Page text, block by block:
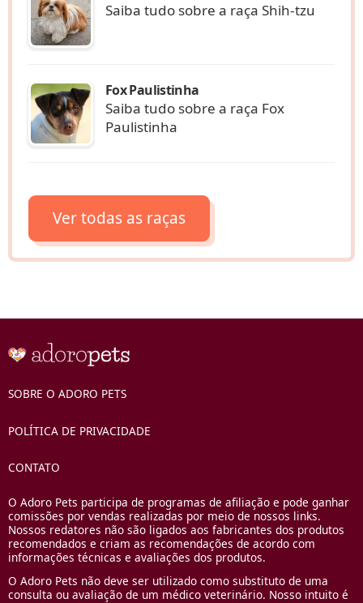
Saiba tudo sobre a raça Shih-tzu
Fox Paulistinha
Saiba tudo sobre a raça Fox
Paulistinha
Ver todas as raças
SOBRE O ADORO PETS
POLÍTICA DE PRIVACIDADE
CONTATO
O Adoro Pets participa de programas de afiliação e pode ganhar
comissões por vendas realizadas por meio de nossos links.
Nossos redatores não são ligados aos fabricantes dos produtos
recomendados e criam as recomendações de acordo com
informações técnicas e avaliações dos produtos.
O Adoro Pets não deve ser utilizado como substituto de uma
consulta ou avaliação de um médico veterinário. Nosso intuito é